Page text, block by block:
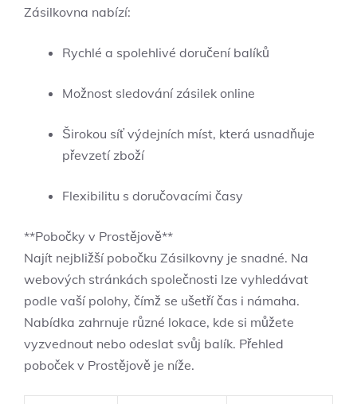
Zásilkovna nabízí:
Rychlé a spolehlivé doručení balíků
Možnost sledování zásilek online
Širokou síť výdejních míst, která usnadňuje
převzetí zboží
Flexibilitu s doručovacími časy
**Pobočky v Prostějově**
Najít nejbližší pobočku Zásilkovny je snadné. Na
webových stránkách společnosti lze vyhledávat
podle vaší polohy, čímž se ušetří čas i námaha.
Nabídka zahrnuje různé lokace, kde si můžete
vyzvednout nebo odeslat svůj balík. Přehled
poboček v Prostějově je níže.